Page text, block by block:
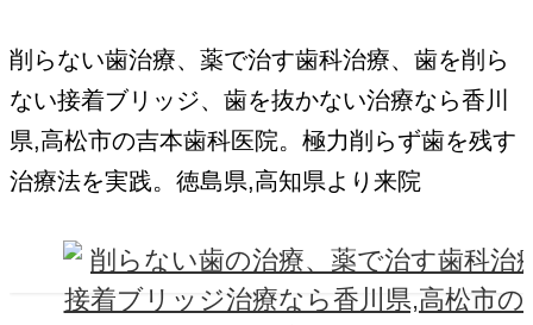
テ
ツ
移
動
ゲ
シ
ン
に
移
削らない歯治療、薬で治す歯科治療、歯を削ら
ない接着ブリッジ、歯を抜かない治療なら香川
県,高松市の吉本歯科医院。極力削らず歯を残す
治療法を実践。徳島県,高知県より来院